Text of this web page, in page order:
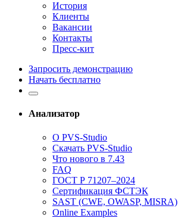
История
Клиенты
Вакансии
Контакты
Пресс-кит
Запросить демонстрацию
Начать бесплатно
Анализатор
О PVS-Studio
Скачать PVS-Studio
Что нового в 7.43
FAQ
ГОСТ Р 71207–2024
Сертификация ФСТЭК
SAST (CWE, OWASP, MISRA)
Online Examples